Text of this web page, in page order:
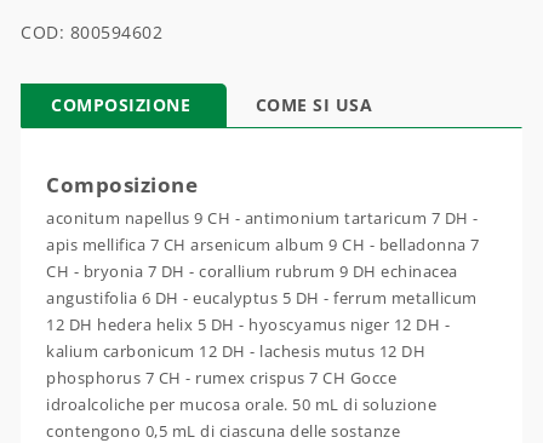
COD: 800594602
COMPOSIZIONE COME SI USA
Composizione
aconitum napellus 9 CH - antimonium tartaricum 7 DH -
apis mellifica 7 CH arsenicum album 9 CH - belladonna 7
CH - bryonia 7 DH - corallium rubrum 9 DH echinacea
angustifolia 6 DH - eucalyptus 5 DH - ferrum metallicum
12 DH hedera helix 5 DH - hyoscyamus niger 12 DH -
kalium carbonicum 12 DH - lachesis mutus 12 DH
phosphorus 7 CH - rumex crispus 7 CH Gocce
idroalcoliche per mucosa orale. 50 mL di soluzione
contengono 0,5 mL di ciascuna delle sostanze